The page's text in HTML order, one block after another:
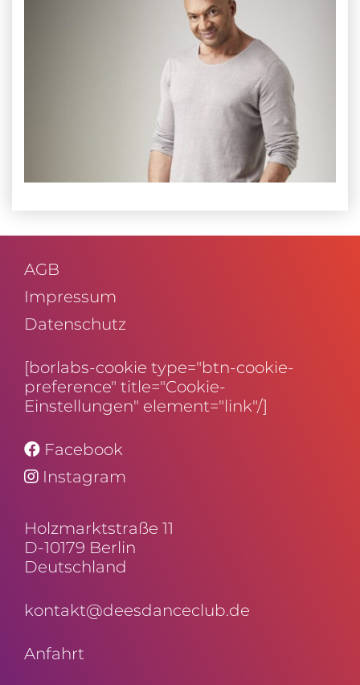
AGB
Impressum
Daten­schutz
[borlabs-cookie type="btn-cookie-
preference" title="Cookie-
Einstellungen" element="link"/]
Facebook
Instagram
Holz­markt­straße 11
D-10179 Berlin
Deutschland
kontakt@deesdanceclub.de
Anfahrt